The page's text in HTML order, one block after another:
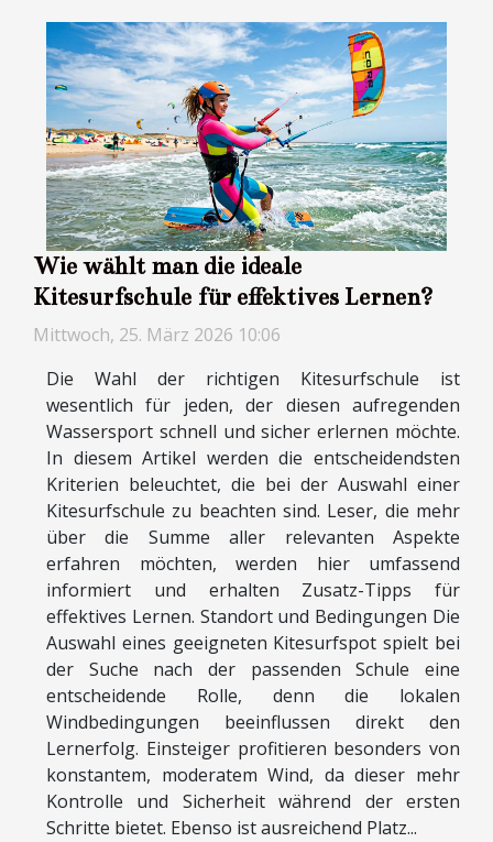
Wie wählt man die ideale
Kitesurfschule für effektives Lernen?
Mittwoch, 25. März 2026 10:06
Die Wahl der richtigen Kitesurfschule ist
wesentlich für jeden, der diesen aufregenden
Wassersport schnell und sicher erlernen möchte.
In diesem Artikel werden die entscheidendsten
Kriterien beleuchtet, die bei der Auswahl einer
Kitesurfschule zu beachten sind. Leser, die mehr
über die Summe aller relevanten Aspekte
erfahren möchten, werden hier umfassend
informiert und erhalten Zusatz-Tipps für
effektives Lernen. Standort und Bedingungen Die
Auswahl eines geeigneten Kitesurfspot spielt bei
der Suche nach der passenden Schule eine
entscheidende Rolle, denn die lokalen
Windbedingungen beeinflussen direkt den
Lernerfolg. Einsteiger profitieren besonders von
konstantem, moderatem Wind, da dieser mehr
Kontrolle und Sicherheit während der ersten
Schritte bietet. Ebenso ist ausreichend Platz...